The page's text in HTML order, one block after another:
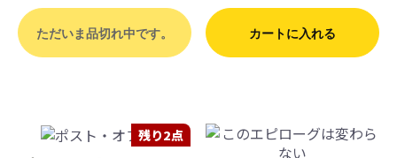
ただいま品切れ中です。 カートに入れる
残り2点